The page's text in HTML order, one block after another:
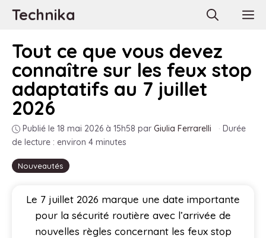
AllerTechnika
Nouveautés
Tout ce que vous devez
connaître sur les feux stop
adaptatifs au 7 juillet
2026
Publié le 18 mai 2026 à 15h58 par Giulia Ferrarelli · Durée
de lecture : environ 4 minutes
Le 7 juillet 2026 marque une date importante
pour la sécurité routière avec l’arrivée de
nouvelles règles concernant les feux stop